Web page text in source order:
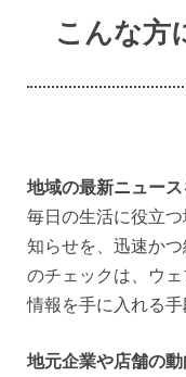
こんな方
地域の最新ニュー
毎日の生活に役立
知らせを、迅速か
のチェックは、ウ
情報を手に入れる手
地元企業や店舗の